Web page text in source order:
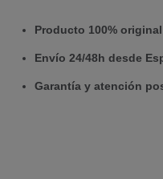
Producto 100% original
Envío 24/48h desde
Garantía y atención